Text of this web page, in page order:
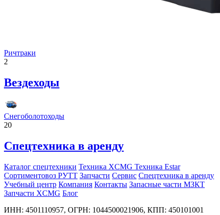
Ричтраки
2
Вездеходы
Снегоболотоходы
20
Спецтехника в аренду
Каталог спецтехники Техника XCMG Техника Estar
Сортиментовоз РУТТ Запчасти Сервис Спецтехника в аренду
Учебный центр Компания Контакты Запасные части МЗКТ
Запчасти XCMG Блог
ИНН: 4501110957, ОГРН: 1044500021906, КПП: 450101001